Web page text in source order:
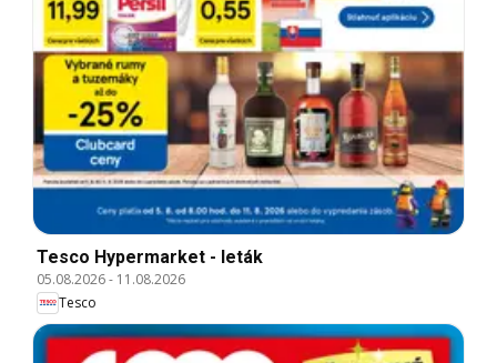
Tesco Hypermarket - leták
05.08.2026- 11.08.2026
Tesco